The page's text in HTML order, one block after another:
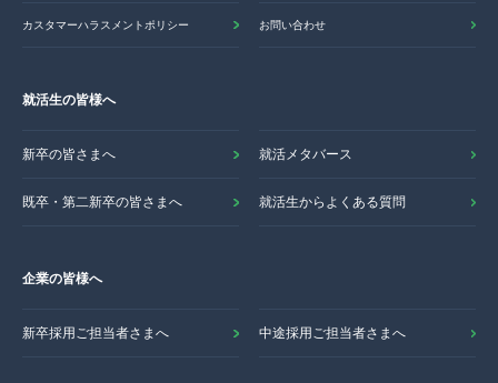
カスタマーハラスメントポリシー お問い合わせ
就活生の皆様へ
新卒の皆さまへ 就活メタバース
既卒・第二新卒の皆さまへ 就活生からよくある質問
企業の皆様へ
新卒採用ご担当者さまへ 中途採用ご担当者さまへ